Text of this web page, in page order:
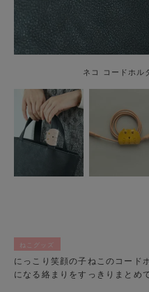
ネコ コードホル
ねこグッズ
にっこり笑顔の子ねこのコード
になる絡まりをすっきりまとめ